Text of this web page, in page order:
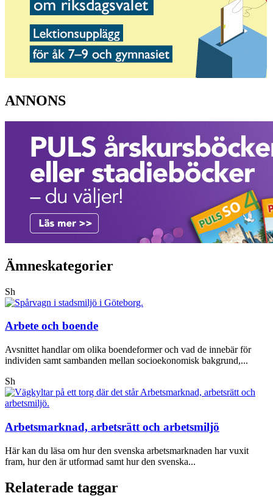
ANNONS
Ämneskategorier
Sh
Arbete och boende
Avsnittet handlar om olika boendeformer och vad de innebär för
individen samt sambanden mellan socioekonomisk bakgrund,...
Sh
Arbetsmarknad, arbetsrätt och arbetsmiljö
Här kan du läsa om hur den svenska arbetsmarknaden har vuxit
fram, hur den är utformad samt hur den svenska...
Relaterade taggar